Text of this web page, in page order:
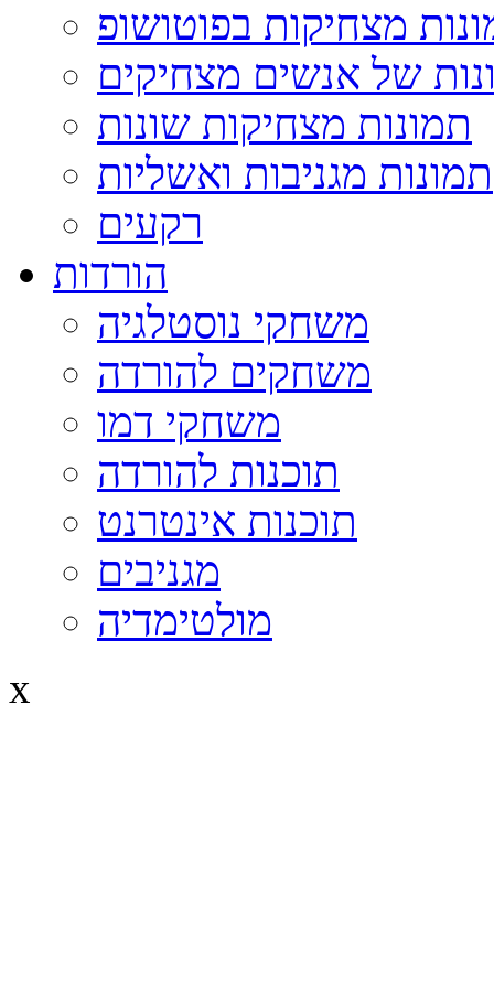
מצחיקות בפוטושופ
של אנשים מצחיקים
תמונות מצחיקות שונות
תמונות מגניבות ואשליות
רקעים
הורדות
משחקי נוסטלגיה
משחקים להורדה
משחקי דמו
תוכנות להורדה
תוכנות אינטרנט
מגניבים
מולטימדיה
x